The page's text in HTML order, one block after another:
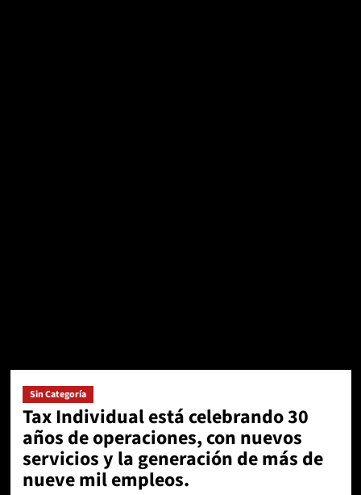
Sin Categoría
Tax Individual está celebrando 30
años de operaciones, con nuevos
servicios y la generación de más de
nueve mil empleos.